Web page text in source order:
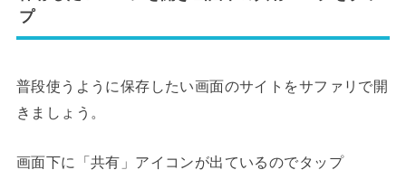
プ
普段使うように保存したい画面のサイトをサファリで開
きましょう。
画面下に「共有」アイコンが出ているのでタップ